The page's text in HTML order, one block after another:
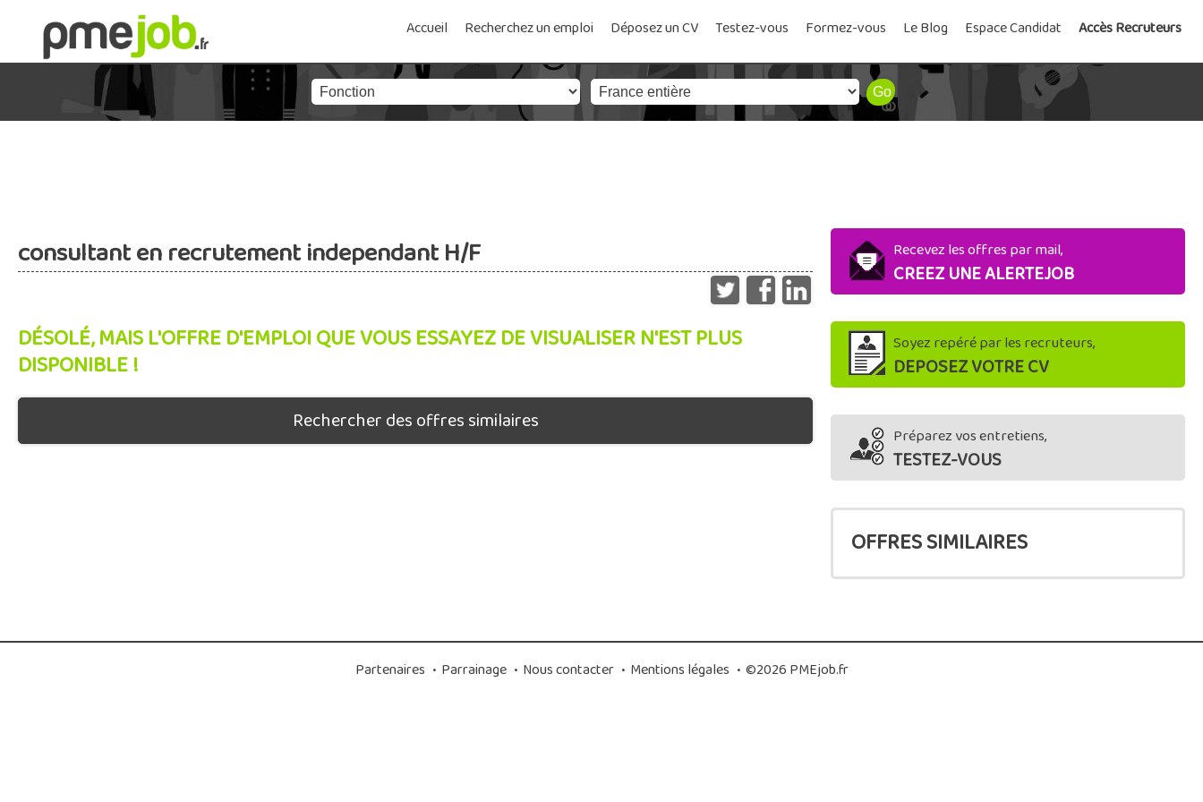
Accueil Recherchez un emploi Déposez un CV Testez-vous Formez-vous Le Blog Espace Candidat Accès Recruteurs
consultant en recrutement independant H/F
DÉSOLÉ, MAIS L'OFFRE D'EMPLOI QUE VOUS ESSAYEZ DE VISUALISER N'EST PLUS
DISPONIBLE !
Rechercher des offres similaires
Recevez les offres par mail,
CREEZ UNE ALERTEJOB
Soyez repéré par les recruteurs,
DEPOSEZ VOTRE CV
Préparez vos entretiens,
TESTEZ-VOUS
OFFRES SIMILAIRES
Partenaires • Parrainage • Nous contacter • Mentions légales • ©2026 PMEjob.fr